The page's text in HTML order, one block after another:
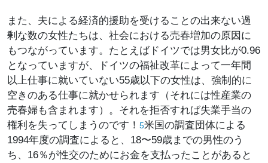
また、夫による経済的援助を受けることの出来ない過
剰な数の女性たちは、社会における売春増加の原因に
もつながっています。たとえばドイツでは男女比が0.96
となっていますが、ドイツの福祉改革によって一年間
以上仕事に就いていない55歳以下の女性は、強制的に
空きのある仕事に就かせられます（それには性産業の
売春婦も含まれます）。それを拒否すれば失業手当の
権利を失ってしまうのです！ 5米国の調査団体による
1994年度の調査によると、18〜59歳までの男性のう
ち、16％が性交のためにお金を支払ったことがあると